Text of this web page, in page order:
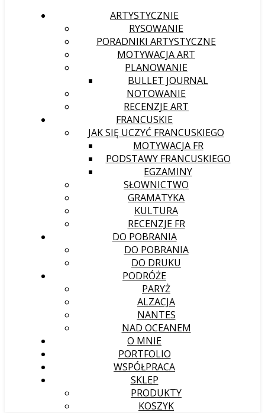
ARTYSTYCZNIE
RYSOWANIE
PORADNIKI ARTYSTYCZNE
MOTYWACJA ART
PLANOWANIE
BULLET JOURNAL
NOTOWANIE
RECENZJE ART
FRANCUSKIE
JAK SIĘ UCZYĆ FRANCUSKIEGO
MOTYWACJA FR
PODSTAWY FRANCUSKIEGO
EGZAMINY
SŁOWNICTWO
GRAMATYKA
KULTURA
RECENZJE FR
DO POBRANIA
DO POBRANIA
DO DRUKU
PODRÓŻE
PARYŻ
ALZACJA
NANTES
NAD OCEANEM
O MNIE
PORTFOLIO
WSPÓŁPRACA
SKLEP
PRODUKTY
KOSZYK